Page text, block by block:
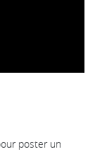
poster un